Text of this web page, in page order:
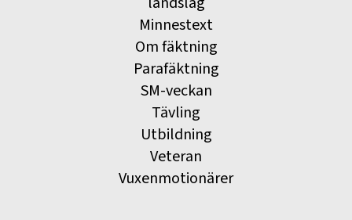
Minnestext
Om fäktning
Parafäktning
SM-veckan
Tävling
Utbildning
Veteran
Vuxenmotionärer